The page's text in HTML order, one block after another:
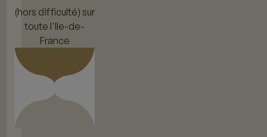
(hors difficulté) sur
toute l'Ile-de-
France